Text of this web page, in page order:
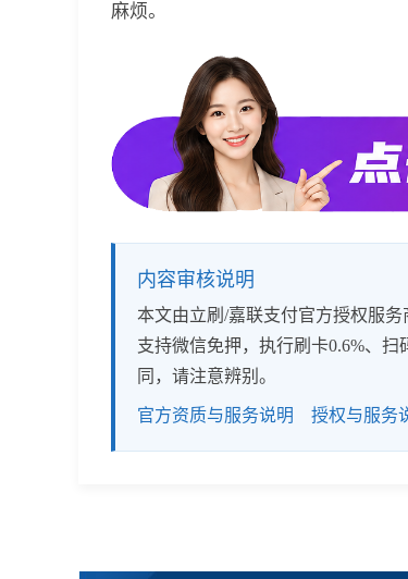
麻烦。
内容审核说明
本文由立刷/嘉联支付官方授权服
支持微信免押，执行刷卡0.6%、
同，请注意辨别。
官方资质与服务说明 授权与服务